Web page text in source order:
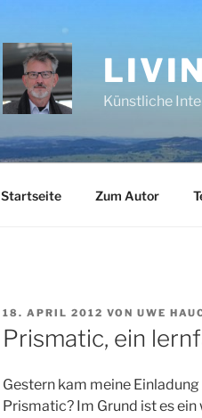
Künstliche
Startseite Zum Autor
VERÖFFENTLICHT
AM
18. APRIL 2012 VON UWE
Prismatic, ein
Gestern kam meine
Prismatic? Im Grund ist es